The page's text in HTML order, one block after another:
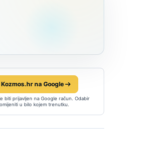
na Google
biti prijavljen na Google račun. Odabir
u bilo kojem trenutku.